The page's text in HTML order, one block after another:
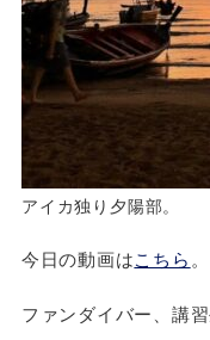
アイカ独り夕陽部。
今日の動画はこちら 。
ファンダイバー、講